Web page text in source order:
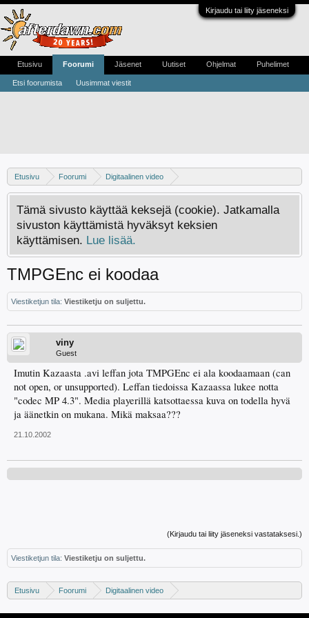
Kirjaudu tai liity jäseneksi
Etusivu Foorumi
Digitaalinen video
Digivideo-ongelmat ja -keskustelu
Tämä sivusto käyttää keksejä (cookie). Jatkamalla
sivuston käyttämistä hyväksyt keksien
käyttämisen. Lue lisää.
TMPGEnc ei koodaa
Viestiketjun tila: Viestiketju on suljettu.
viny
Guest
Imutin Kazaasta .avi leffan jota TMPGEnc ei ala koodaamaan (can
not open, or unsupported). Leffan tiedoissa Kazaassa lukee notta
"codec MP 4.3". Media playerillä katsottaessa kuva on todella hyvä
ja äänetkin on mukana. Mikä maksaa???
21.10.2002
(Kirjaudu tai liity jäseneksi vastataksesi.)
Viestiketjun tila: Viestiketju on suljettu.
Etusivu Foorumi
Digitaalinen video
Etusivu Foorumi
Etsi foorumista Uusimmat viestit
Jäsenet Uutiset Ohjelmat Puhelimet